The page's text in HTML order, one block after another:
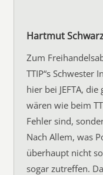
Hartmut
Zum
TTIP“s Schwester
hier bei JEFTA,
wären wie beim
Fehler sind,
Nach Allem, was
überhaupt nicht
sogar zutreffen.